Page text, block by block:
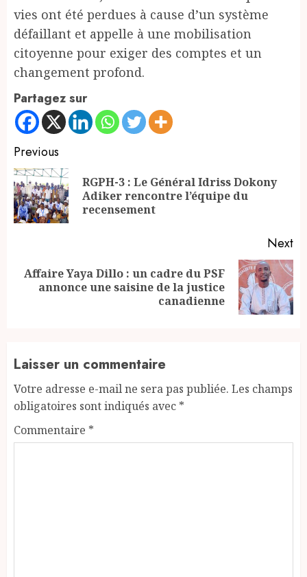
vies ont été perdues à cause d’un système
défaillant et appelle à une mobilisation
citoyenne pour exiger des comptes et un
changement profond.
Partagez sur
Continue
Reading
Previous
RGPH-3 : Le Général Idriss Dokony
Adiker rencontre l’équipe du
recensement
Next
Next
Affaire Yaya Dillo : un cadre du PSF
annonce une saisine de la justice
canadienne
Laisser un commentaire
Votre adresse e-mail ne sera pas publiée. Les champs
obligatoires sont indiqués avec *
Commentaire *